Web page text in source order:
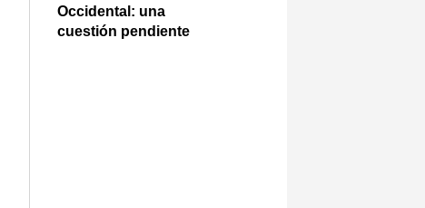
Occidental: una
cuestión pendiente